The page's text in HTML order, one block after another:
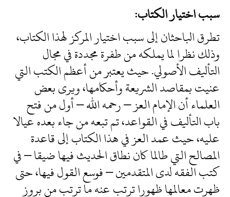
سبب اختيار الكتاب:
تطرق الباحثان إلى سبب اختيار المركز لهذا الكتاب،
وذلك نظرا لما يملكه من طفرة مجددة في مجال
التأليف الأصولي. حيث يعتبر من أعظم الكتب التي
عنيت بمقاصد الشريعة وأحكامها، ويرى بعض
العلماء أن الإمام العز – رحمه الله – أول من فتح
باب التأليف في القواعد، تم تبعه من جاء بعده عيالا
عليه، حيث عمد العز في هذا الكتاب إلى قاعدة
المصالح التي طالما كان نطاق الحديث فيها ضيقا – في
كتب الفقه لدى المتقدمين – فوسع القول فيها، حتى
ظهرت معالمها ظهورا ترتب عنه ما ترتب من بروز